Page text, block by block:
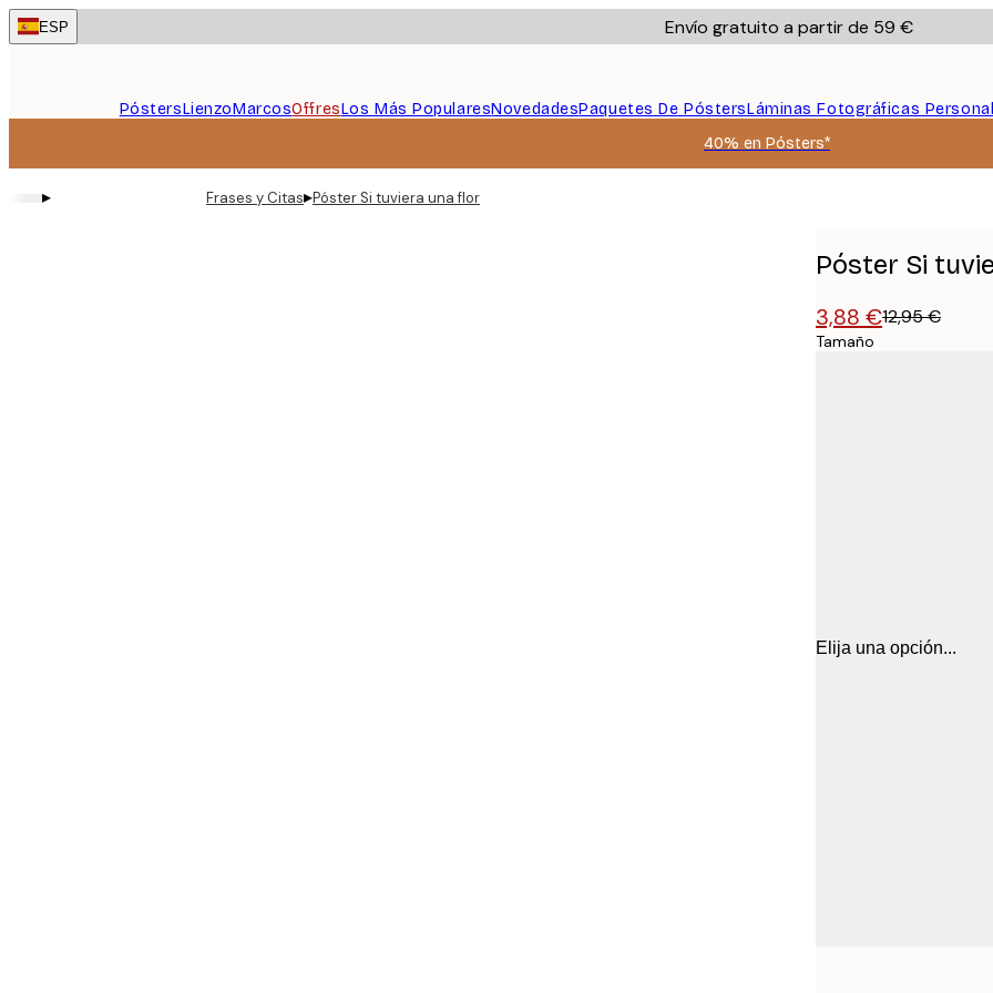
Skip
to
ESP Envío gratuito a partir de 59 €
PóstersLienzoMarcosOffresLos Más PopularesNovedadesPaquetes De PóstersLáminas Fotográficas
40% en Pósters*
▸ Frases y Citas▸Póster Si tuviera una flor
Póster Si
3,88 €12,95 €
Tamaño
Elija una opción...